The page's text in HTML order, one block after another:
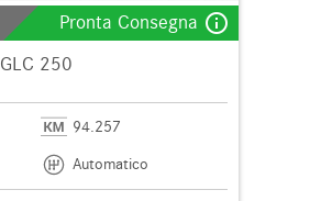
Pronta Consegna info_outline
GLC 250
94.257
Automatico